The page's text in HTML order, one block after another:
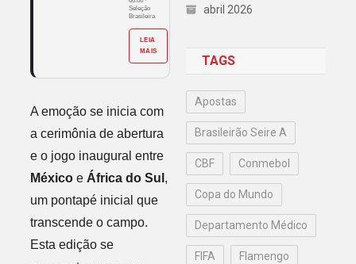
Seleção
Brasileira
LEIA
MAIS
A emoção se inicia com
a cerimônia de abertura
e o jogo inaugural entre
Méxicoe África do Sul ,
um pontapé inicial que
transcende o campo.
Esta edição se
abril 2026
TAGS
Apostas
Brasileirão Seire A
CBF Conmebol
Copa do Mundo
Departamento Médico
FIFA Flamengo